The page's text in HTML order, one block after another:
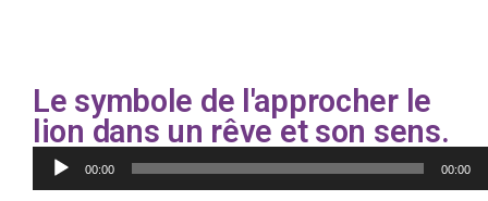
Le symbole de l'approcher le
lion dans un rêve et son sens.
Lecteur
audio00:00 00:00